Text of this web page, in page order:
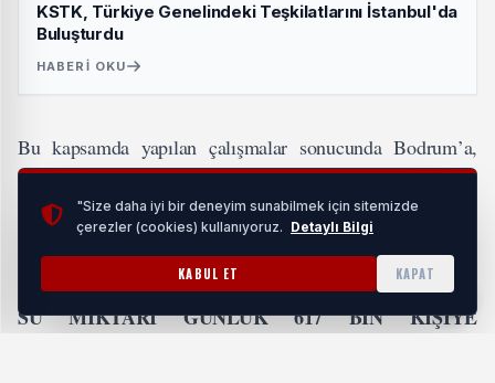
KSTK, Türkiye Genelindeki Teşkilatlarını İstanbul'da
Buluşturdu
HABERI OKU
Bu kapsamda yapılan çalışmalar sonucunda Bodrum’a,
rekor seviyede su verilirken kent 9 günlük Bayram tatilinde
ciddi bir sorunla karşılaşmadı.
SU MİKTARI GÜNLÜK 617 BİN KİŞİYE
"Size daha iyi bir deneyim sunabilmek için sitemizde
çerezler (cookies) kullanıyoruz. Detaylı Bilgi
KABUL ET KAPAT